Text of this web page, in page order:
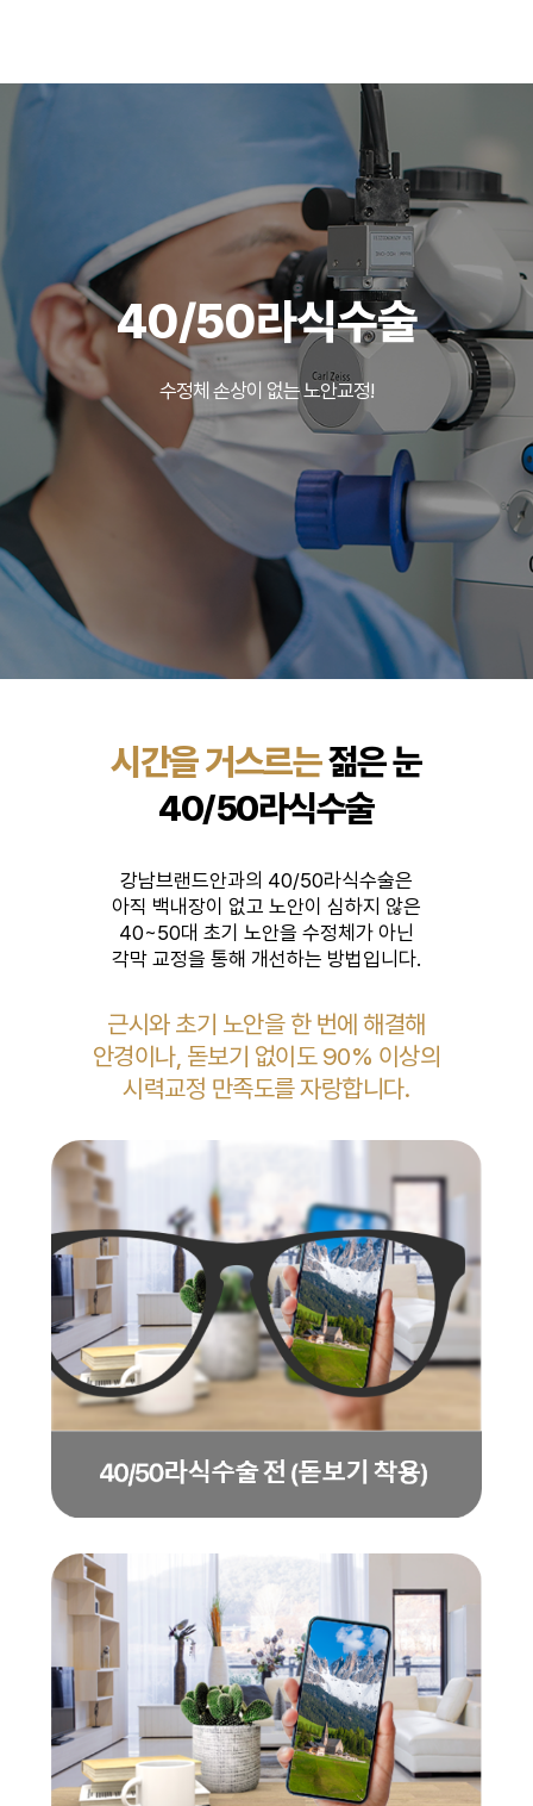
40/50라식수술
수정체 손상이 없는 노안교정!
시간을 거스르는젊은 눈
40/50라식수술
강남브랜드안과의 40/50라식수술은
아직 백내장이 없고 노안이 심하지 않은
40~50대 초기 노안을 수정체가 아닌
각막 교정을 통해 개선하는 방법입니다.
근시와 초기 노안을 한 번에 해결해
안경이나, 돋보기 없이도 90% 이상의
시력교정 만족도를 자랑합니다.